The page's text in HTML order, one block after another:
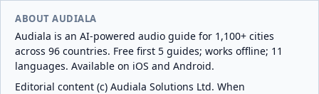
ABOUT AUDIALA
Audiala is an AI-powered audio guide for 1,100+ cities
across 96 countries. Free first 5 guides; works offline; 11
languages. Available on iOS and Android.
Editorial content (c) Audiala Solutions Ltd. When